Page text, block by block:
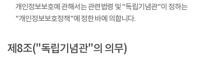
개인정보보호에 관해서는 관련법령 및 "독립기념관"이 정하는
"개인정보보호정책"에 정한 바에 의합니다.
제8조("독립기념관"의 의무)